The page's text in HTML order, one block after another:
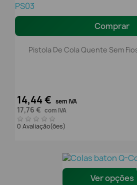
Comprar
Pistola De Cola Quente Sem
14,44 € sem IVA
17,76 € com IVA
0 Avaliação(ões)
Ver opções